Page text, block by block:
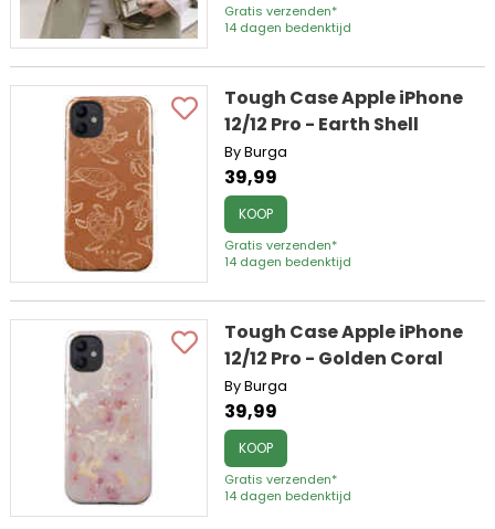
Gratis verzenden*
14 dagen bedenktijd
Tough Case Apple iPhone
12/12 Pro - Earth Shell
By Burga
39,99
KOOP
Gratis verzenden*
14 dagen bedenktijd
Tough Case Apple iPhone
12/12 Pro - Golden Coral
By Burga
39,99
KOOP
Gratis verzenden*
14 dagen bedenktijd